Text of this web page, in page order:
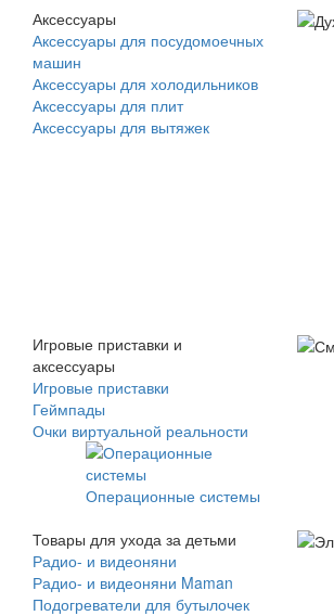
Аксессуары
Аксессуары для посудомоечных
машин
Аксессуары для холодильников
Аксессуары для плит
Аксессуары для вытяжек
Игровые приставки и
аксессуары
Игровые приставки
Геймпады
Очки виртуальной реальности
Операционные системы
Товары для ухода за детьми
Радио- и видеоняни
Радио- и видеоняни Maman
Подогреватели для бутылочек